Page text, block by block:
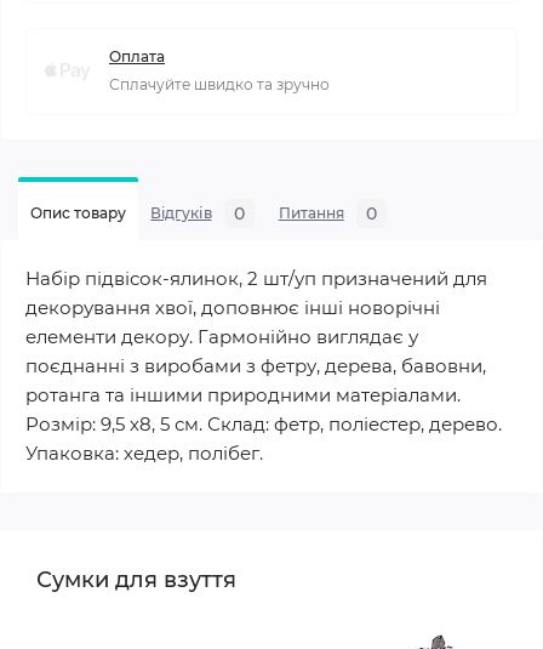
Оплата
Сплачуйте швидко та зручно
Опис товару Відгуків 0 Питання 0
Набір підвісок-ялинок, 2 шт/уп призначений для
декорування хвої, доповнює інші новорічні
елементи декору. Гармонійно виглядає у
поєднанні з виробами з фетру, дерева, бавовни,
ротанга та іншими природними матеріалами.
Розмір: 9,5 х8, 5 см. Склад: фетр, поліестер, дерево.
Упаковка: хедер, полібег.
Сумки для взуття